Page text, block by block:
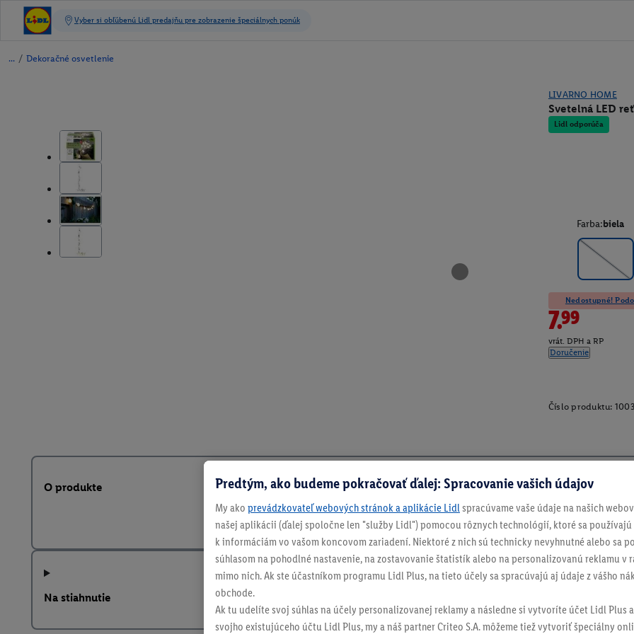
/ Dekoračné osvetlenie
LIVARNO HOME
Svetelná LED
Lidl odporúča
Farba:biela
Nedostupné!
7.99
vrát. DPH a RP
Doručenie
Číslo produktu:
O produkte
Na stiahnutie
Predtým, ako budeme pokračovať ďalej: Spracovanie vašich údajov
My ako prevádzkovateľ webových stránok a aplikácie Lidl spracúvame vaše údaje na našich
našej aplikácii (ďalej spoločne len "služby Lidl") pomocou rôznych technológií, ktoré sa
k informáciám vo vašom koncovom zariadení. Niektoré z nich sú technicky nevyhnutné alebo sa
súhlasom na pohodlné nastavenie, na zostavovanie štatistík alebo na personalizovanú reklamu v
mimo nich. Ak ste účastníkom programu Lidl Plus, na tieto účely sa spracúvajú aj údaje z vášho
obchode.
Ak tu udelíte svoj súhlas na účely personalizovanej reklamy a následne si vytvoríte účet Lidl Plus
svojho existujúceho účtu Lidl Plus, my a náš partner Criteo S.A. môžeme tiež vytvoriť špeciálny